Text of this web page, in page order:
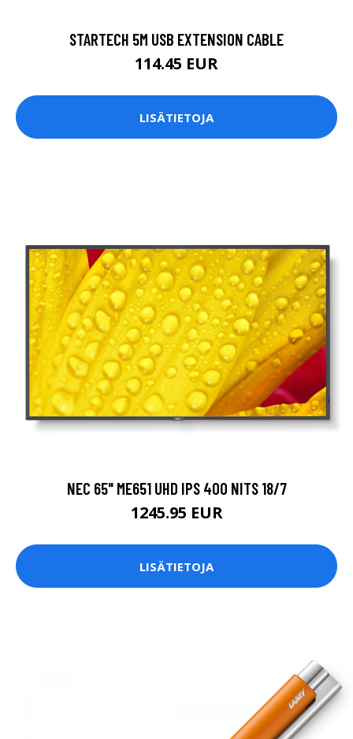
STARTECH 5M USB EXTENSION CABLE
114.45 EUR
LISÄTIETOJA
NEC 65" ME651 UHD IPS 400 NITS 18/7
1245.95 EUR
LISÄTIETOJA